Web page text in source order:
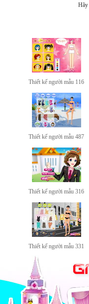
Hãy
Thiết kế người mẫu 116
Thiết kế người mẫu 487
Thiết kế người mẫu 316
Thiết kế người mẫu 331